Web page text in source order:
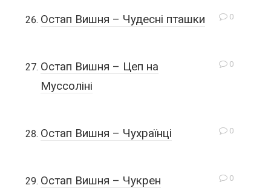
0
Остап Вишня – Чудесні пташки
0
Остап Вишня – Цеп на
Муссоліні
0
Остап Вишня – Чухраїнці
0
Остап Вишня – Чукрен